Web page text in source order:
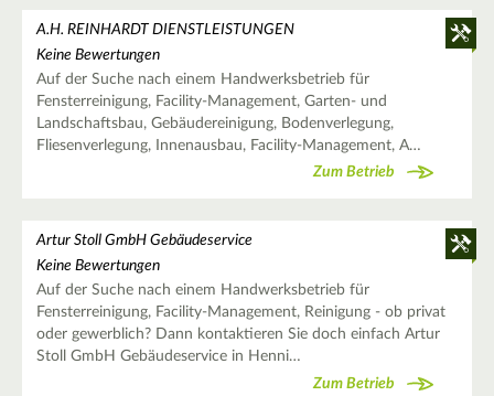
A.H. REINHARDT DIENSTLEISTUNGEN
Keine Bewertungen
Auf der Suche nach einem Handwerksbetrieb für
Fensterreinigung, Facility-Management, Garten- und
Landschaftsbau, Gebäudereinigung, Bodenverlegung,
Fliesenverlegung, Innenausbau, Facility-Management, A…
Zum Betrieb
Artur Stoll GmbH Gebäudeservice
Keine Bewertungen
Auf der Suche nach einem Handwerksbetrieb für
Fensterreinigung, Facility-Management, Reinigung - ob privat
oder gewerblich? Dann kontaktieren Sie doch einfach Artur
Stoll GmbH Gebäudeservice in Henni…
Zum Betrieb